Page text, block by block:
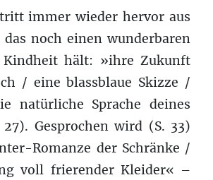
immer wieder hervor aus
noch einen wunderbaren
hält: »ihre Zukunft
/ eine blassblaue Skizze /
natürliche Sprache deines
Gesprochen wird (S. 33)
Romanze der Schränke /
voll frierender Kleider« –